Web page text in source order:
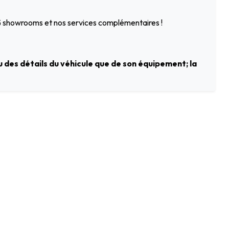
et nos services complémentaires !
détails du véhicule que de son équipement; la